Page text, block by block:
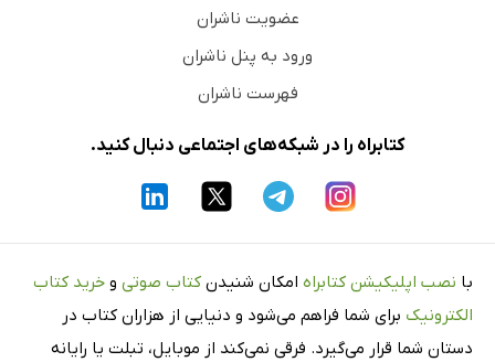
عضویت ناشران
ورود به پنل ناشران
فهرست ناشران
کتابراه را در شبکه‌های اجتماعی دنبال کنید.
با نصب اپلیکیشن کتابراه امکان شنیدن کتاب صوتی و خرید کتاب
الکترونیک برای شما فراهم می‌شود و دنیایی از هزاران کتاب در
دستان شما قرار می‌گیرد. فرقی نمی‌کند از موبایل، تبلت یا رایانه